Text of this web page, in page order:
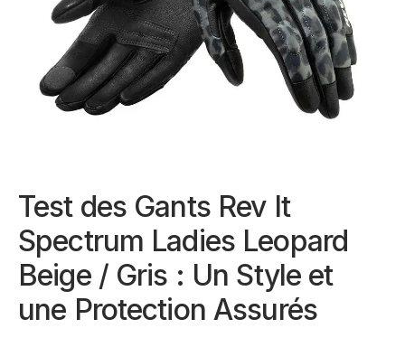
Test des Gants Rev It
Spectrum Ladies Leopard
Beige / Gris : Un Style et
une Protection Assurés